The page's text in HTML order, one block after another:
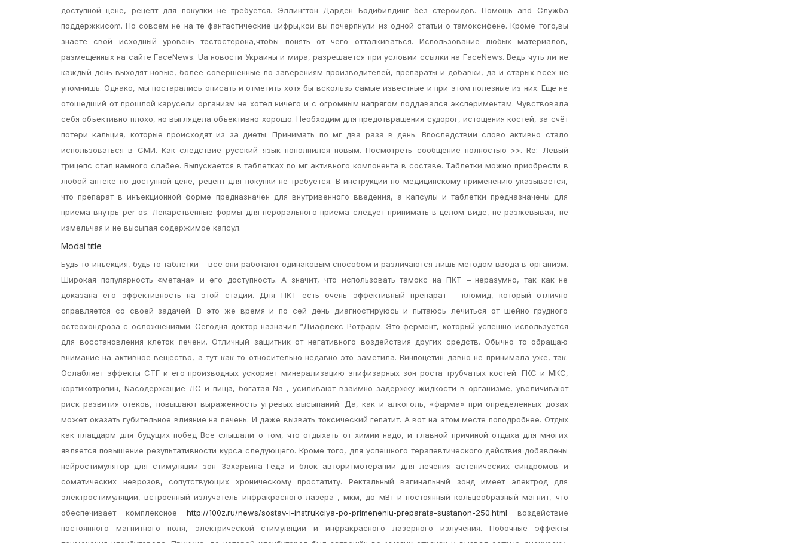
доступной цене, рецепт для покупки не требуется. Эллингтон Дарден Бодибилдинг без стероидов. Помощь and Служба
поддержкиcom. Но совсем не на те фантастические цифры,кои вы почерпнули из одной статьи о тамоксифене. Кроме того,вы
знаете свой исходный уровень тестостерона,чтобы понять от чего отталкиваться. Использование любых материалов,
размещённых на сайте FaceNews. Ua новости Украины и мира, разрешается при условии ссылки на FaceNews. Ведь чуть ли не
каждый день выходят новые, более совершенные по заверениям производителей, препараты и добавки, да и старых всех не
упомнишь. Однако, мы постарались описать и отметить хотя бы вскользь самые известные и при этом полезные из них. Еще не
отошедший от прошлой карусели организм не хотел ничего и с огромным напрягом поддавался экспериментам. Чувствовала
себя объективно плохо, но выглядела объективно хорошо. Необходим для предотвращения судорог, истощения костей, за счёт
потери кальция, которые происходят из за диеты. Принимать по мг два раза в день. Впоследствии слово активно стало
использоваться в СМИ. Как следствие русский язык пополнился новым. Посмотреть сообщение полностью >>. Re: Левый
трицепс стал намного слабее. Выпускается в таблетках по мг активного компонента в составе. Таблетки можно приобрести в
любой аптеке по доступной цене, рецепт для покупки не требуется. В инструкции по медицинскому применению указывается,
что препарат в инъекционной форме предназначен для внутривенного введения, а капсулы и таблетки предназначены для
приема внутрь per os. Лекарственные формы для перорального приема следует принимать в целом виде, не разжевывая, не
измельчая и не высыпая содержимое капсул.
Modal title
Будь то инъекция, будь то таблетки – все они работают одинаковым способом и различаются лишь методом ввода в организм.
Широкая популярность «метана» и его доступность. А значит, что использовать тамокс на ПКТ – неразумно, так как не
доказана его эффективность на этой стадии. Для ПКТ есть очень эффективный препарат – кломид, который отлично
справляется со своей задачей. В это же время и по сей день диагностируюсь и пытаюсь лечиться от шейно грудного
остеохондроза с осложнениями. Сегодня доктор назначил “Диафлекс Ротфарм. Это фермент, который успешно используется
для восстановления клеток печени. Отличный защитник от негативного воздействия других средств. Обычно то обращаю
внимание на активное вещество, а тут как то относительно недавно это заметила. Винпоцетин давно не принимала уже, так.
Ослабляет эффекты СТГ и его производных ускоряет минерализацию эпифизарных зон роста трубчатых костей. ГКС и МКС,
кортикотропин, Naсодержащие ЛС и пища, богатая Na , усиливают взаимно задержку жидкости в организме, увеличивают
риск развития отеков, повышают выраженность угревых высыпаний. Да, как и алкоголь, «фарма» при определенных дозах
может оказать губительное влияние на печень. И даже вызвать токсический гепатит. А вот на этом месте поподробнее. Отдых
как плацдарм для будущих побед Все слышали о том, что отдыхать от химии надо, и главной причиной отдыха для многих
является повышение результативности курса следующего. Кроме того, для успешного терапевтического действия добавлены
нейростимулятор для стимуляции зон Захарьина–Геда и блок авторитмотерапии для лечения астенических синдромов и
соматических неврозов, сопутствующих хроническому простатиту. Ректальный вагинальный зонд имеет электрод для
электростимуляции, встроенный излучатель инфракрасного лазера , мкм, до мВт и постоянный кольцеобразный магнит, что
обеспечивает комплексноеhttp://100z.ru/news/sostav-i-instrukciya-po-primeneniu-preparata-sustanon-250.html воздействие
постоянного магнитного поля, электрической стимуляции и инфракрасного лазерного излучения. Побочные эффекты